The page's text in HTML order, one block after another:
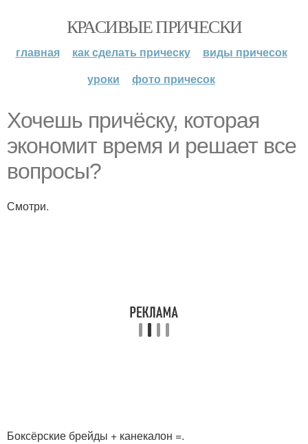
КРАСИВЫЕ ПРИЧЕСКИ
главная как сделать прическу
виды причесок
уроки
фото причесок
Хочешь причёску, которая
экономит время и решает все
вопросы?
Смотри.
Боксёрские брейды + канекалон =.